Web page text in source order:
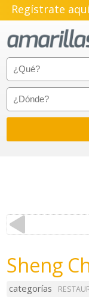
Regístrate
Sheng
categorías